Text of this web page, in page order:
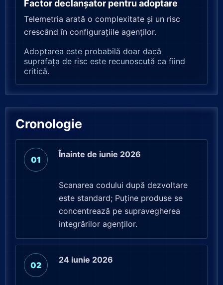
Factor declanșator pentru adoptare
Telemetria arată o complexitate și un risc
crescând în configurațiile agenților.
Adoptarea este probabilă doar dacă
suprafața de risc este recunoscută ca fiind
critică.
Cronologie
Înainte de iunie 2026
Scanarea codului după dezvoltare
este standard; Puține produse se
concentrează pe supravegherea
integrărilor agenților.
24 iunie 2026